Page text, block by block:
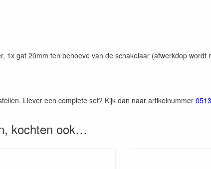
1x gat 20mm ten behoeve van de schakelaar (afwerkdop
Liever een complete set? Kijk dan naar artikelnummer
kochten ook…